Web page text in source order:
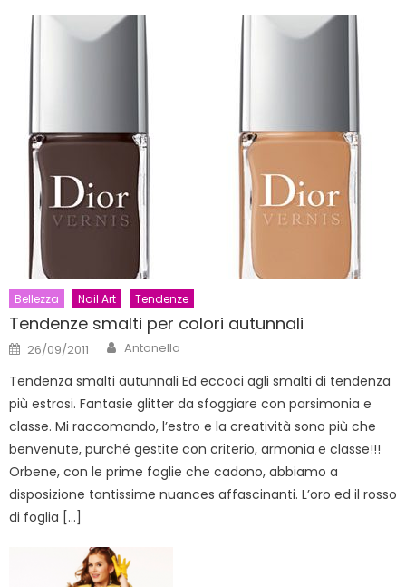
Bellezza Nail Art Tendenze
Tendenze smalti per colori autunnali
Posted
on
26/09/2011 Author
Antonella
Tendenza smalti autunnali Ed eccoci agli smalti di tendenza
più estrosi. Fantasie glitter da sfoggiare con parsimonia e
classe. Mi raccomando, l’estro e la creatività sono più che
benvenute, purché gestite con criterio, armonia e classe!!!
Orbene, con le prime foglie che cadono, abbiamo a
disposizione tantissime nuances affascinanti. L’oro ed il rosso
di foglia […]